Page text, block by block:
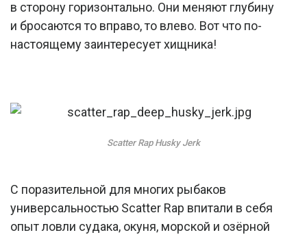
в сторону горизонтально. Они меняют глубину
и бросаются то вправо, то влево. Вот что по-
настоящему заинтересует хищника!
Scatter Rap Husky Jerk
С поразительной для многих рыбаков
универсальностью Scatter Rap впитали в себя
опыт ловли судака, окуня, морской и озёрной